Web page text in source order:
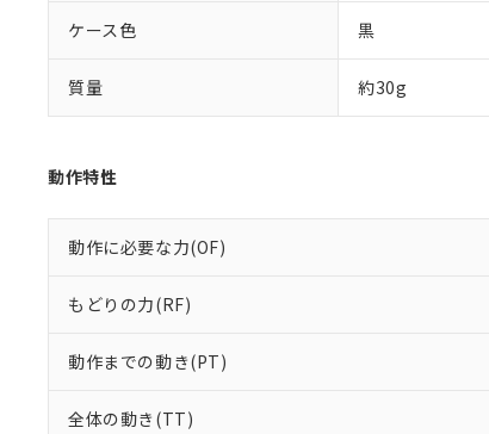
ケース色 黒
質量 約30g
動作特性
動作に必要な力(OF)
もどりの力(RF)
動作までの動き(PT)
全体の動き(TT)